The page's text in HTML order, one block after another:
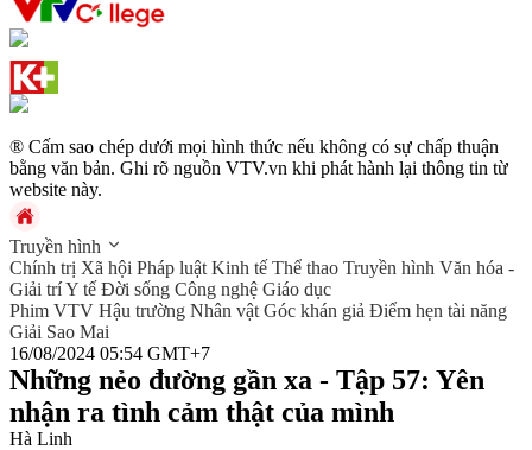
® Cấm sao chép dưới mọi hình thức nếu không có sự chấp thuận
bằng văn bản. Ghi rõ nguồn VTV.vn khi phát hành lại thông tin từ
website này.
Truyền hình
Chính trị Xã hội Pháp luật Kinh tế Thể thao Truyền hình Văn hóa -
Giải tríY tế Đời sống Công nghệ Giáo dục
Phim VTV Hậu trường Nhân vật Góc khán giả Điểm hẹn tài năng
Giải Sao Mai
16/08/2024 05:54 GMT+7
Những nẻo đường gần xa - Tập 57: Yên
nhận ra tình cảm thật của mình
Hà Linh